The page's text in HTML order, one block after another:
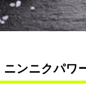
ンニクパワ